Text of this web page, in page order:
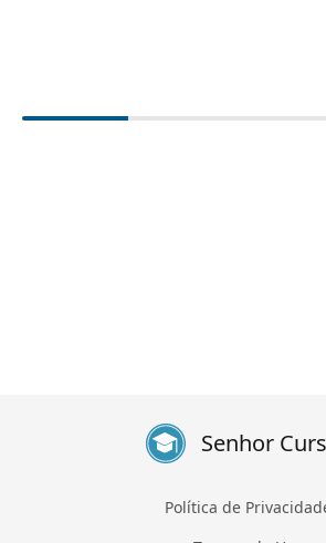
Senhor
Política de